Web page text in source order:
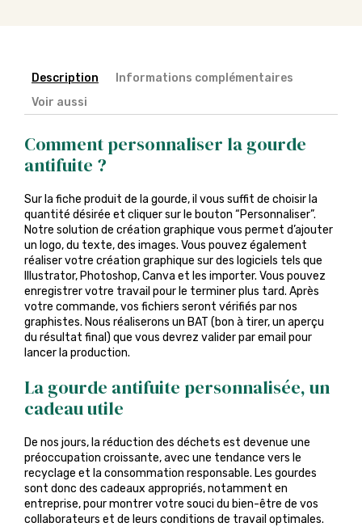
Description
Informations complémentaires
Voir aussi
Comment personnaliser la gourde
antifuite ?
Sur la fiche produit de la gourde, il vous suffit de choisir la
quantité désirée et cliquer sur le bouton “Personnaliser”.
Notre solution de création graphique vous permet d’ajouter
un logo, du texte, des images. Vous pouvez également
réaliser votre création graphique sur des logiciels tels que
Illustrator, Photoshop, Canva et les importer. Vous pouvez
enregistrer votre travail pour le terminer plus tard. Après
votre commande, vos fichiers seront vérifiés par nos
graphistes. Nous réaliserons un BAT (bon à tirer, un aperçu
du résultat final) que vous devrez valider par email pour
lancer la production.
La gourde antifuite personnalisée, un
cadeau utile
De nos jours, la réduction des déchets est devenue une
préoccupation croissante, avec une tendance vers le
recyclage et la consommation responsable. Les gourdes
sont donc des cadeaux appropriés, notamment en
entreprise, pour montrer votre souci du bien-être de vos
collaborateurs et de leurs conditions de travail optimales.